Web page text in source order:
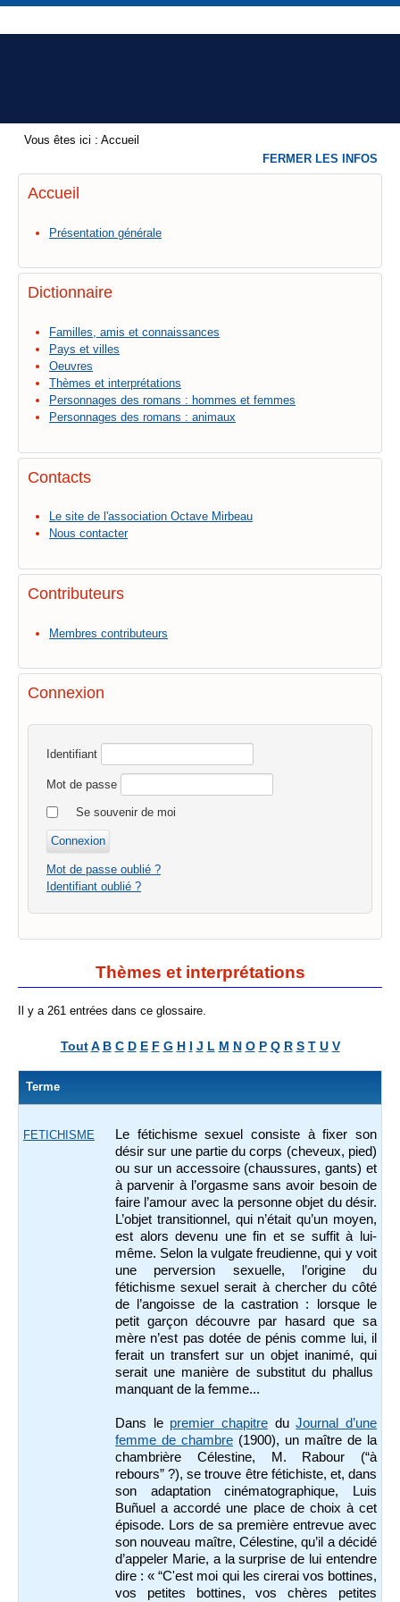
Vous êtes ici : Accueil
Accueil
Présentation générale
Dictionnaire
Familles, amis et connaissances
Pays et villes
Oeuvres
Thèmes et interprétations
Personnages des romans : hommes et femmes
Personnages des romans : animaux
Contacts
Le site de l'association Octave Mirbeau
Nous contacter
Contributeurs
Membres contributeurs
Connexion
Identifiant
Mot de passe
Se souvenir de moi
Mot de passe oublié ?
Identifiant oublié ?
Thèmes et interprétations
Il y a 261 entrées dans ce glossaire.
Tout A B C D E F G H I J L M N O P Q R S T U V
Terme
FETICHISME
Le fétichisme sexuel consiste à fixer son
désir sur une partie du corps (cheveux, pied)
ou sur un accessoire (chaussures, gants) et
à parvenir à l’orgasme sans avoir besoin de
faire l’amour avec la personne objet du désir.
L’objet transitionnel, qui n’était qu’un moyen,
est alors devenu une fin et se suffit à lui-
même. Selon la vulgate freudienne, qui y voit
une perversion sexuelle, l’origine du
fétichisme sexuel serait à chercher du côté
de l’angoisse de la castration : lorsque le
petit garçon découvre par hasard que sa
mère n’est pas dotée de pénis comme lui, il
ferait un transfert sur un objet inanimé, qui
serait une manière de substitut du phallus
manquant de la femme...
Dans le premier chapitre duJournal d’une
femme de chambre (1900), un maître de la
chambrière Célestine, M. Rabour (“à
rebours” ?), se trouve être fétichiste, et, dans
son adaptation cinématographique, Luis
Buñuel a accordé une place de choix à cet
épisode. Lors de sa première entrevue avec
son nouveau maître, Célestine, qu’il a décidé
d’appeler Marie, a la surprise de lui entendre
dire : « “C'est moi qui les cirerai vos bottines,
vos petites bottines, vos chères petites
FERMER LES INFOS